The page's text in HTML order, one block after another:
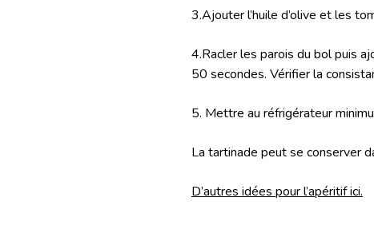
3.Ajouter l’huile d’olive et les
4.Racler les parois du bol puis
50 secondes. Vérifier la
5. Mettre au réfrigérateur
La tartinade peut se conserver
D’autres idées pour l’apéritif ici.